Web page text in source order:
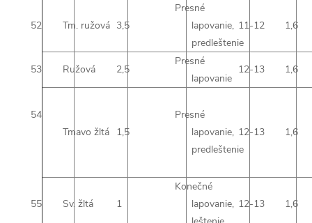
52 Tm. ružová 3,5
Presné
lapovanie,
predleštenie
11-12 1,6
53 Ružová 2,5
Presné
lapovanie
12-13 1,6
54
Tmavo žltá 1,5
Presné
lapovanie,
predleštenie
12-13 1,6
55 Sv. žltá 1
Konečné
lapovanie, 12-13 1,6